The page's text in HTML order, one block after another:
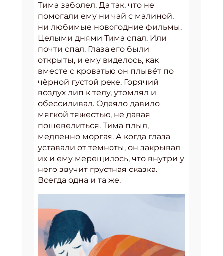
Тима заболел. Да так, что не
помогали ему ни чай с малиной,
ни любимые новогодние фильмы.
Целыми днями Тима спал. Или
почти спал. Глаза его были
открыты, и ему виделось, как
вместе с кроватью он плывёт по
чёрной густой реке. Горячий
воздух лип к телу, утомлял и
обессиливал. Одеяло давило
мягкой тяжестью, не давая
пошевелиться. Тима плыл,
медленно моргая. А когда глаза
уставали от темноты, он закрывал
их и ему мерещилось, что внутри у
него звучит грустная сказка.
Всегда одна и та же.